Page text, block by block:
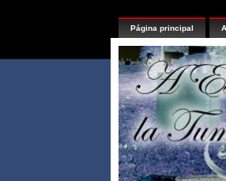
Página principal